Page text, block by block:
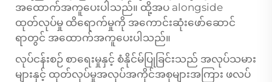
အထောက်အကူပေးပါသည်။ ထို့အပ alongside
ထုတ်လုပ်မှု ထိရောက်မှုကို အကောင်းဆုံးဖော်ဆောင်
ရာတွင် အထောက်အကူပေးပါသည်။
လုပ်ငန်းစဉ် စာရေးမှုနှင့် စံနိုင်မ်ပြုခြင်းသည် အလုပ်သမား
များနှင့် ထုတ်လုပ်မှုအလုပ်အကိုင်အစုများအကြား ဖလပ်